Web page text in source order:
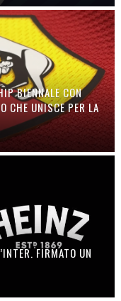
BIENNALE CON
CHE UNISCE PER LA
FIRMATO UN